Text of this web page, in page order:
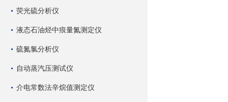
荧光硫分析仪
液态石油烃中痕量氮测定仪
硫氮氯分析仪
自动蒸汽压测试仪
介电常数法辛烷值测定仪